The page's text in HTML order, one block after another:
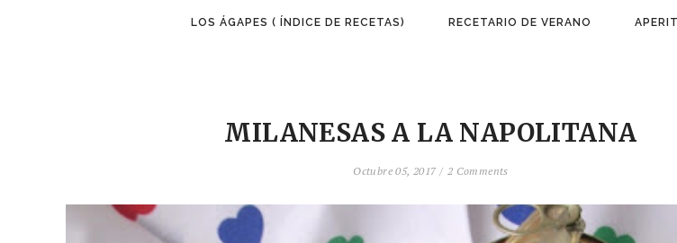
LOS ÁGAPES ( ÍNDICE DE RECETAS) RECETARIO DE VERANO
MILANESAS A LA NAPOLITANA
Octubre 05, 2017 / 2 Comments